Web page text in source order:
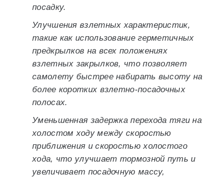
посадку.
Улучшения взлетных характеристик,
такие как использование герметичных
предкрылков на всех положениях
взлетных закрылков, что позволяет
самолету быстрее набирать высоту на
более коротких взлетно-посадочных
полосах.
Уменьшенная задержка перехода тяги на
холостом ходу между скоростью
приближения и скоростью холостого
хода, что улучшает тормозной путь и
увеличивает посадочную массу,